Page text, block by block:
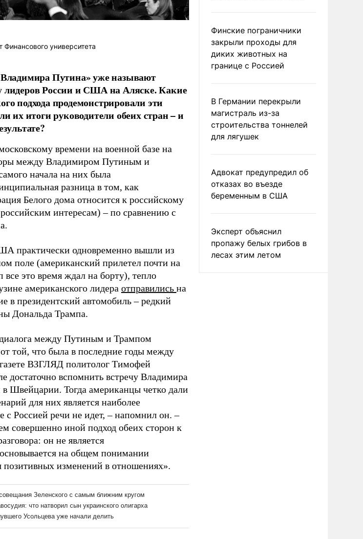
Финансового университета
Путина» уже называют
России и США на Аляске. Какие
подхода продемонстрировали эти
их итоги руководители обеих стран – и
времени на военной базе на
между Владимиром Путиным и
начала на них была
разница в том, как
Белого дома относится к российскому
российским интересам) – по сравнению с
практически одновременно вышли из
поле (американский прилетел почти на
это время ждал на борту), тепло
американского лидера отправились на
в президентский автомобиль – редкий
Дональда Трампа.
между Путиным и Трампом
от той, что была в последние годы между
газете ВЗГЛЯД политолог Тимофей
достаточно вспомнить встречу Владимира
Швейцарии. Тогда американцы четко дали
для них является наиболее
с Россией речи не идет, – напомнил он. –
совершенно иной подход обеих сторон к
он не является
на общем понимании
позитивных изменений в отношениях».
Финские пограничники
закрыли проходы для
диких животных на
границе с Россией
В Германии перекрыли
магистраль из-за
строительства тоннелей
для лягушек
Адвокат предупредил об
отказах во въезде
беременным в США
Эксперт объяснил
пропажу белых грибов в
лесах этим летом